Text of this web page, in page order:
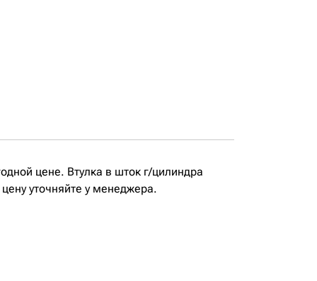
цене. Втулка в шток г/цилиндра
уточняйте у менеджера.